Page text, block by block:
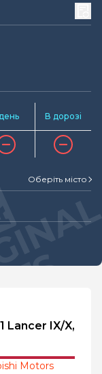
В дорозі
Оберіть місто
Lancer IX/X,
Motors